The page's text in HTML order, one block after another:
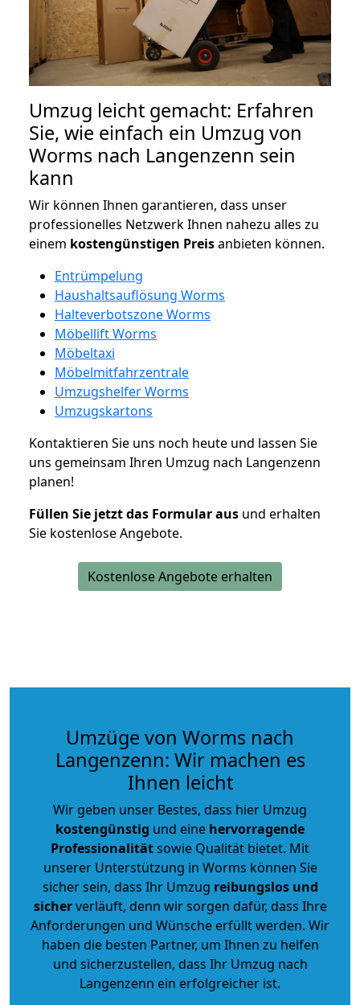
Umzug leicht gemacht: Erfahren
Sie, wie einfach ein Umzug von
Worms nach Langenzenn sein
kann
Wir können Ihnen garantieren, dass unser
professionelles Netzwerk Ihnen nahezu alles zu
einem kostengünstigen Preisanbieten können.
Entrümpelung
Haushaltsauflösung Worms
Halteverbotszone Worms
Möbellift Worms
Möbeltaxi
Möbelmitfahrzentrale
Umzugshelfer Worms
Umzugskartons
Kontaktieren Sie uns noch heute und lassen Sie
uns gemeinsam Ihren Umzug nach Langenzenn
planen!
Füllen Sie jetzt das Formular aus und erhalten
Sie kostenlose Angebote.
Kostenlose Angebote erhalten
Umzüge von Worms nach
Langenzenn: Wir machen es
Ihnen leicht
Wir geben unser Bestes, dass hier Umzug
kostengünstig und eine hervorragende
Professionalitätsowie Qualität bietet. Mit
unserer Unterstützung in Worms können Sie
sicher sein, dass Ihr Umzug reibungslos und
sicherverläuft, denn wir sorgen dafür, dass Ihre
Anforderungen und Wünsche erfüllt werden. Wir
haben die besten Partner, um Ihnen zu helfen
und sicherzustellen, dass Ihr Umzug nach
Langenzenn ein erfolgreicher ist.